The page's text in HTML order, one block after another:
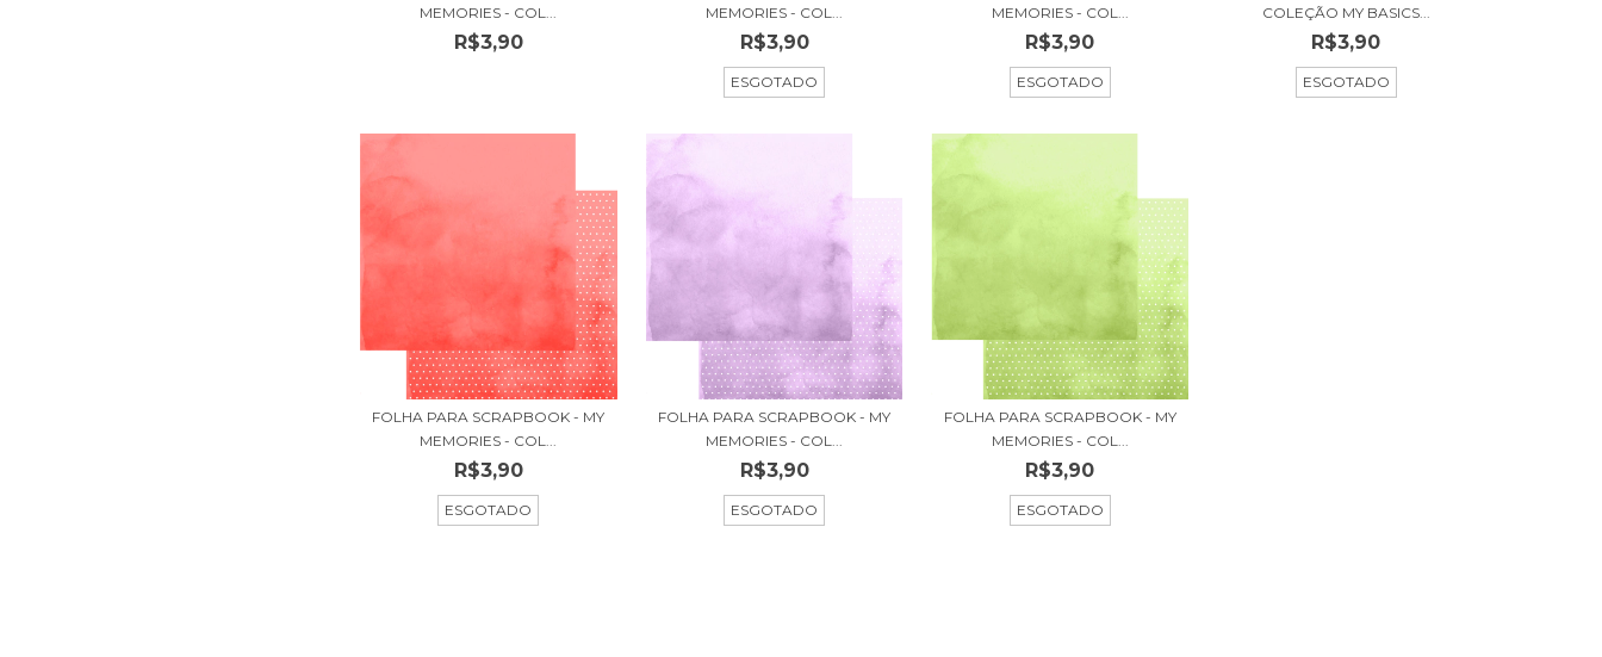
MEMORIES - COL...
R$3,90
MEMORIES - COL...
R$3,90
ESGOTADO
MEMORIES - COL...
R$3,90
ESGOTADO
COLEÇÃO MY BASICS...
R$3,90
ESGOTADO
FOLHA PARA SCRAPBOOK - MY
MEMORIES - COL...
R$3,90
ESGOTADO
FOLHA PARA SCRAPBOOK - MY
MEMORIES - COL...
R$3,90
ESGOTADO
FOLHA PARA SCRAPBOOK - MY
MEMORIES - COL...
R$3,90
ESGOTADO